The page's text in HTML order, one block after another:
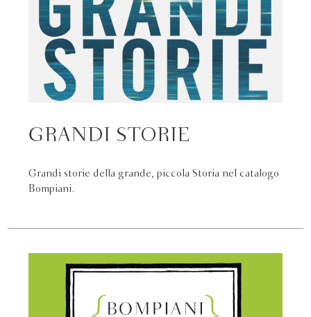
GRANDI STORIE
Grandi storie della grande, piccola Storia nel catalogo
Bompiani.